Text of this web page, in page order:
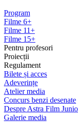
Program
Filme 6+
Filme 11+
Filme 15+
Pentru profesori
Proiecții
Regulament
Bilete și acces
Adeverințe
Atelier media
Concurs benzi desenate
Despre Astra Film
Galerie media